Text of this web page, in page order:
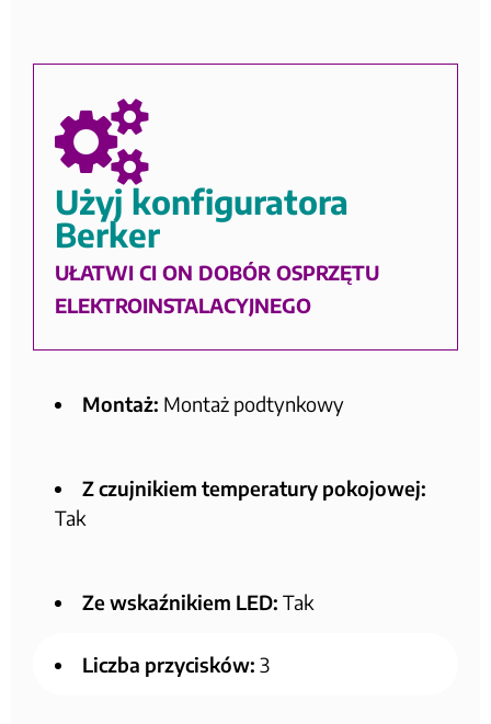
Użyj konfiguratora
Berker
UŁATWI CI ON DOBÓR OSPRZĘTU
ELEKTROINSTALACYJNEGO
Montaż: Montaż podtynkowy
Z czujnikiem temperatury pokojowej:
Tak
Ze wskaźnikiem LED: Tak
Liczba przycisków: 3